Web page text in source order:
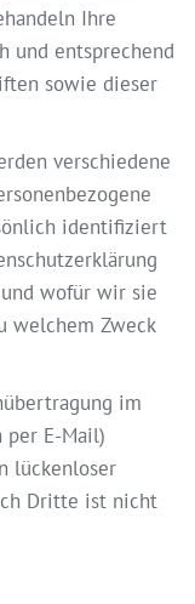
Ihre
und entsprechend
sowie dieser
verschiedene
identifiziert
wofür wir sie
welchem Zweck
im
per E-Mail)
lückenloser
Dritte ist nicht